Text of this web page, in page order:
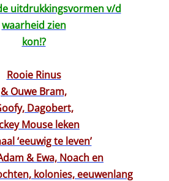
uitdrukkingsvormen v/d
waarheid zien
kon!?
Rooie Rinus
& Ouwe Bram,
Dagobert,
Mouse leken
‘eeuwig te leven’
& Ewa, Noach en
kolonies, eeuwenlang